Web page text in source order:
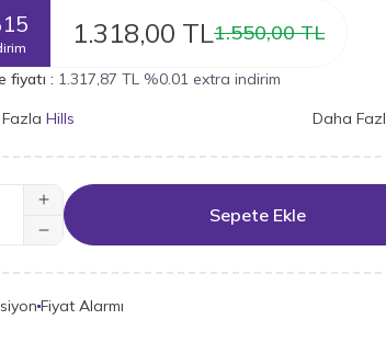
15 1.318,00 TL1.550,00TL
fiyatı : 1.317,87 TL %0.01 extra indirim
Hills Daha
Sepete Ekle
Fiyat Alarmı